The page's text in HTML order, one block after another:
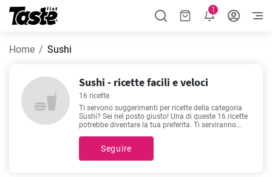
1
Home Sushi
Sushi - ricette facili e veloci
16 ricette
Ti servono suggerimenti per ricette della categoria
Sushi? Sei nel posto giusto! Una di queste 16 ricette
potrebbe diventare la tua preferita. Ti serviranno
che ti serve, il tempo necessario ed il numero di
porzioni. Dai un'occhiata alle nostre ricette preferite -
Seguire